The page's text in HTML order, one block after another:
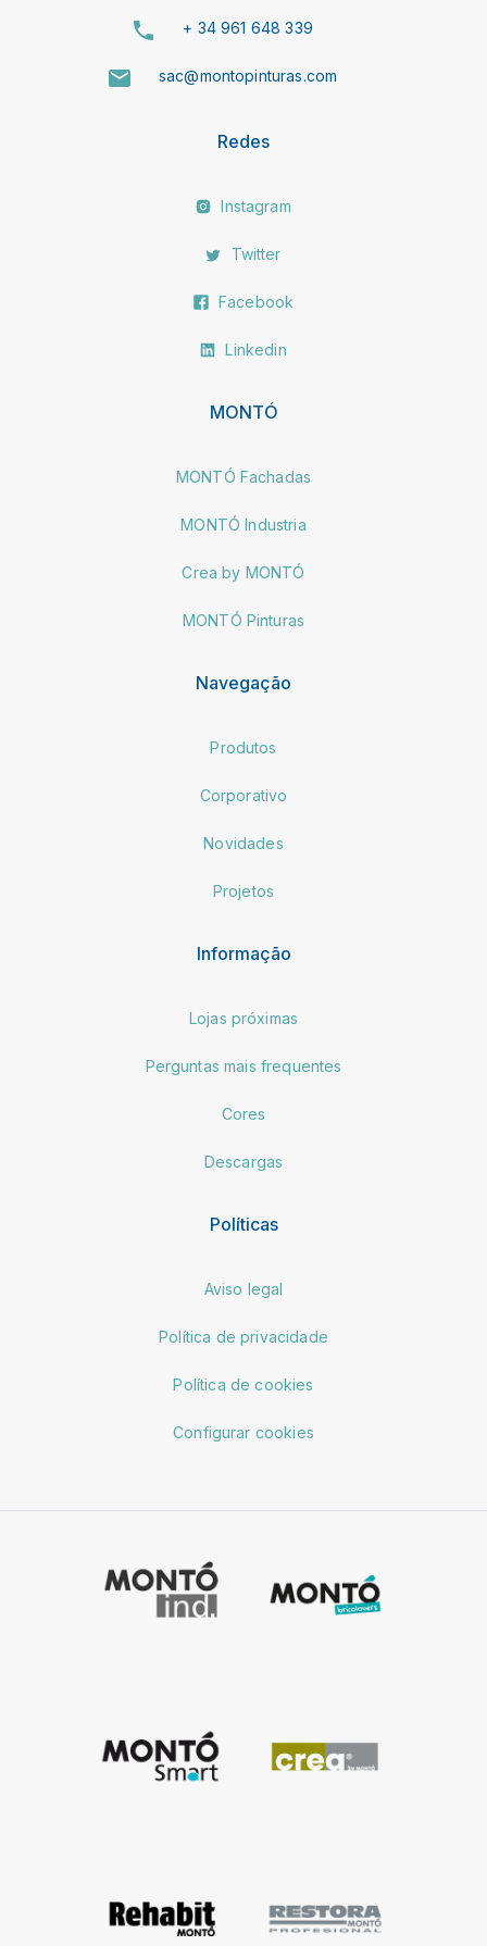
+ 34 961 648 339
sac@montopinturas.com
Redes
Instagram
Twitter
Facebook
Linkedin
MONTÓ
MONTÓ Fachadas
MONTÓ Industria
Crea by MONTÓ
MONTÓ Pinturas
Navegação
Produtos
Corporativo
Novidades
Projetos
Informação
Lojas próximas
Perguntas mais frequentes
Cores
Descargas
Políticas
Aviso legal
Política de privacidade
Política de cookies
Configurar cookies